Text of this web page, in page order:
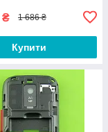
₴ 1 686 ₴
Купити